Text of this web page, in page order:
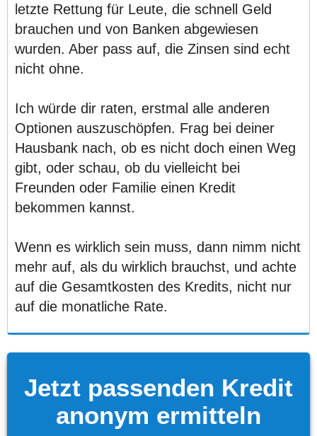
letzte Rettung für Leute, die schnell Geld
brauchen und von Banken abgewiesen
wurden. Aber pass auf, die Zinsen sind echt
nicht ohne.
Ich würde dir raten, erstmal alle anderen
Optionen auszuschöpfen. Frag bei deiner
Hausbank nach, ob es nicht doch einen Weg
gibt, oder schau, ob du vielleicht bei
Freunden oder Familie einen Kredit
bekommen kannst.
Wenn es wirklich sein muss, dann nimm nicht
mehr auf, als du wirklich brauchst, und achte
auf die Gesamtkosten des Kredits, nicht nur
auf die monatliche Rate.
Jetzt passenden Kredit
anonym ermitteln